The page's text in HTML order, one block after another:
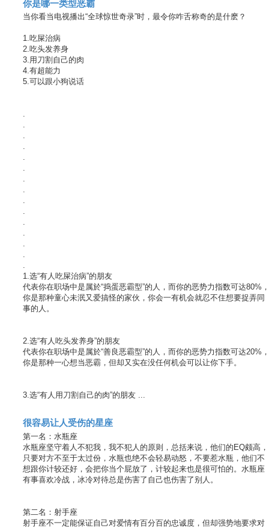
你是哪一类型恶霸
当你看当电视播出“全球惊世奇录”时，最令你咋舌称奇的是什麽？
1.吃屎治病
2.吃头发养身
3.用刀割自己的肉
4.有超能力
5.可以跟小狗说话
.
.
.
.
.
.
.
.
.
.
.
.
.
.
.
1.选“有人吃屎治病”的朋友
代表你在职场中是属於“捣蛋恶霸型”的人，而你的恶势力指数可达80%，
你是那种童心未泯又爱搞怪的家伙，你会一有机会就忍不住想要捉弄同
事的人。
2.选“有人吃头发养身”的朋友
代表你在职场中是属於“善良恶霸型”的人，而你的恶势力指数可达20%，
你是那种一心想当恶霸，但却又实在没任何机会可以让你下手。
3.选“有人用刀割自己的肉”的朋友 ...
很容易让人受伤的星座
第一名：水瓶座
水瓶座坚守着人不犯我，我不犯人的原则，总括来说，他们的EQ颇高，
只要对方不至于太过份，水瓶也绝不会轻易动怒，不要惹水瓶，他们不
想跟你计较还好，会把你当个屁放了，计较起来也是很可怕的。水瓶座
有事喜欢冷战，冰冷对待总是伤害了自己也伤害了别人。
第二名：射手座
射手座不一定能保证自己对爱情有百分百的忠诚度，但却强势地要求对